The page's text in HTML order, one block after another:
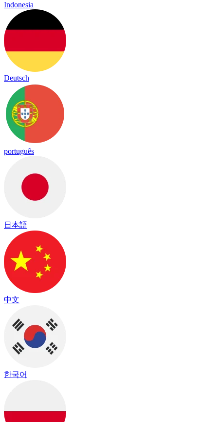
Indonesia
Deutsch
português
日本語
中文
한국어